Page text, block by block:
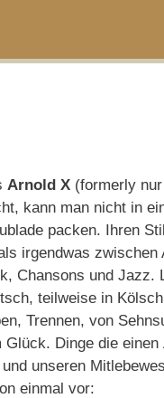
Arnold X(formerly nur
kann man nicht in
packen. Ihren
irgendwas zwischen
Chansons und Jazz.
teilweise in
Trennen, von
Glück. Dinge die einen
unseren
einmal vor: